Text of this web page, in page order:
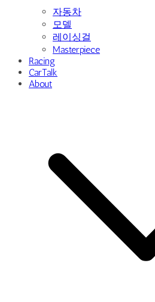
자동차
모델
레이싱걸
Masterpiece
Racing
CarTalk
About